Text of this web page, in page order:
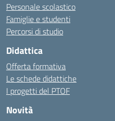
Personale scolastico
Famiglie e studenti
Percorsi di studio
Didattica
Offerta formativa
Le schede didattiche
I progetti del PTOF
Novità